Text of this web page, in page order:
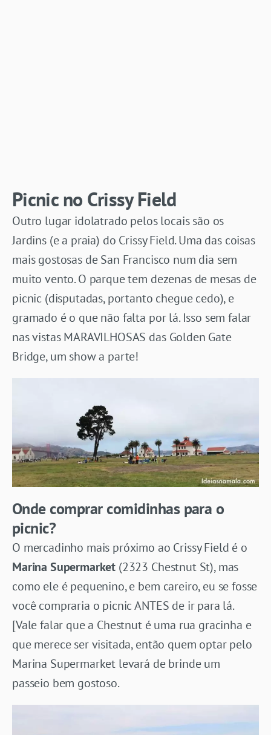
Picnic no Crissy Field
Outro lugar idolatrado pelos locais são os
Jardins (e a praia) do Crissy Field. Uma das coisas
mais gostosas de San Francisco num dia sem
muito vento. O parque tem dezenas de mesas de
picnic (disputadas, portanto chegue cedo), e
gramado é o que não falta por lá. Isso sem falar
nas vistas MARAVILHOSAS das Golden Gate
Bridge, um show a parte!
Onde comprar comidinhas para o
picnic?
O mercadinho mais próximo ao Crissy Field é o
Marina Supermarket (2323 Chestnut St), mas
como ele é pequenino, e bem careiro, eu se fosse
você compraria o picnic ANTES de ir para lá.
[Vale falar que a Chestnut é uma rua gracinha e
que merece ser visitada, então quem optar pelo
Marina Supermarket levará de brinde um
passeio bem gostoso.